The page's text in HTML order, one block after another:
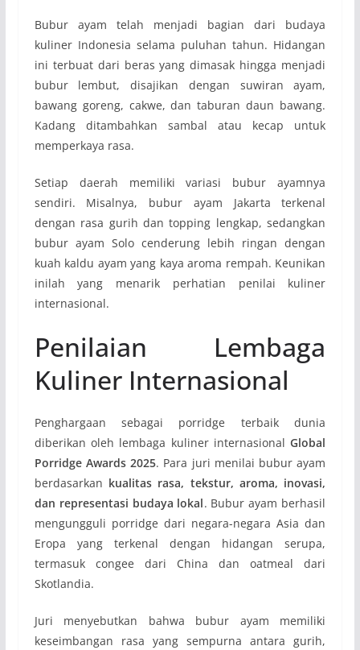
Bubur ayam telah menjadi bagian dari budaya
kuliner Indonesia selama puluhan tahun. Hidangan
ini terbuat dari beras yang dimasak hingga menjadi
bubur lembut, disajikan dengan suwiran ayam,
bawang goreng, cakwe, dan taburan daun bawang.
Kadang ditambahkan sambal atau kecap untuk
memperkaya rasa.
Setiap daerah memiliki variasi bubur ayamnya
sendiri. Misalnya, bubur ayam Jakarta terkenal
dengan rasa gurih dan topping lengkap, sedangkan
bubur ayam Solo cenderung lebih ringan dengan
kuah kaldu ayam yang kaya aroma rempah. Keunikan
inilah yang menarik perhatian penilai kuliner
internasional.
Penilaian Lembaga
Kuliner Internasional
Penghargaan sebagai porridge terbaik dunia
diberikan oleh lembaga kuliner internasionalGlobal
Porridge Awards 2025. Para juri menilai bubur ayam
berdasarkan kualitas rasa, tekstur, aroma, inovasi,
dan representasi budaya lokal. Bubur ayam berhasil
mengungguli porridge dari negara-negara Asia dan
Eropa yang terkenal dengan hidangan serupa,
termasuk congee dari China dan oatmeal dari
Skotlandia.
Juri menyebutkan bahwa bubur ayam memiliki
keseimbangan rasa yang sempurna antara gurih,